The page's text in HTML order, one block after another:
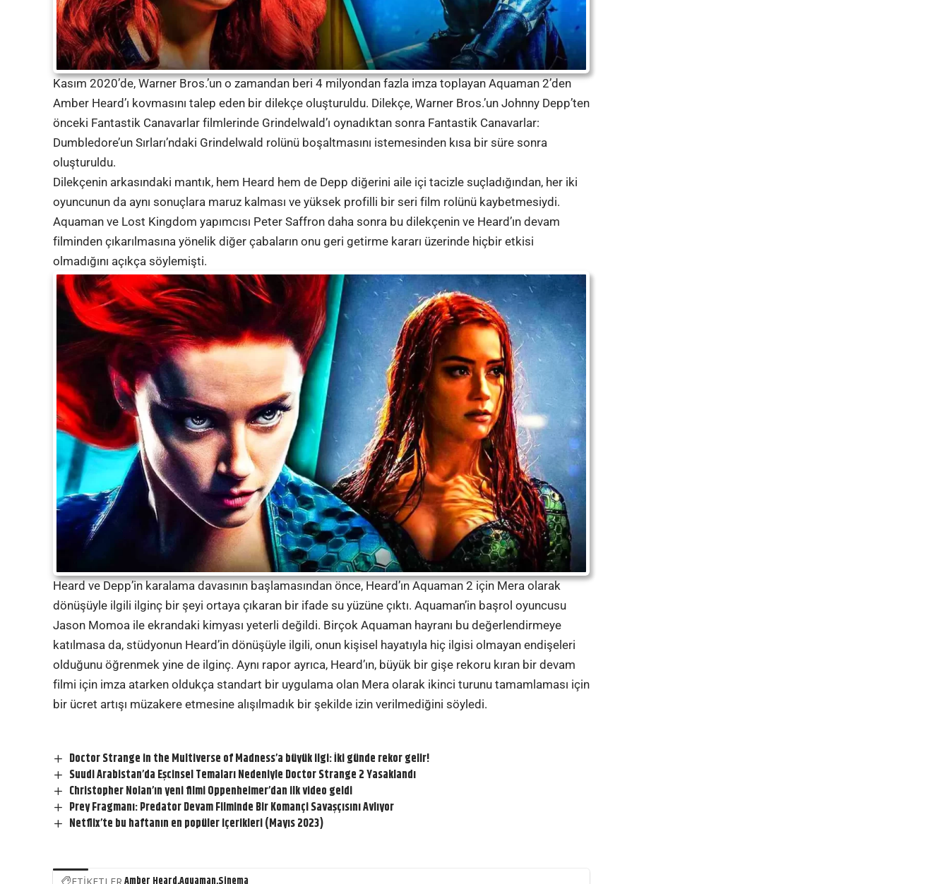
Kasım 2020’de, Warner Bros.’un o zamandan beri 4 milyondan fazla imza toplayan Aquaman 2’den
Amber Heard’ı kovmasını talep eden bir dilekçe oluşturuldu. Dilekçe, Warner Bros.’un Johnny Depp’ten
önceki Fantastik Canavarlar filmlerinde Grindelwald’ı oynadıktan sonra Fantastik Canavarlar:
Dumbledore’un Sırları’ndaki Grindelwald rolünü boşaltmasını istemesinden kısa bir süre sonra
oluşturuldu.
Dilekçenin arkasındaki mantık, hem Heard hem de Depp diğerini aile içi tacizle suçladığından, her iki
oyuncunun da aynı sonuçlara maruz kalması ve yüksek profilli bir seri film rolünü kaybetmesiydi.
Aquaman ve Lost Kingdom yapımcısı Peter Saffron daha sonra bu dilekçenin ve Heard’ın devam
filminden çıkarılmasına yönelik diğer çabaların onu geri getirme kararı üzerinde hiçbir etkisi
olmadığını açıkça söylemişti.
Heard ve Depp’in karalama davasının başlamasından önce, Heard’ın Aquaman 2 için Mera olarak
dönüşüyle ​​ilgili ilginç bir şeyi ortaya çıkaran bir ifade su yüzüne çıktı. Aquaman’in başrol oyuncusu
Jason Momoa ile ekrandaki kimyası yeterli değildi. Birçok Aquaman hayranı bu değerlendirmeye
katılmasa da, stüdyonun Heard’in dönüşüyle ​​ilgili, onun kişisel hayatıyla hiç ilgisi olmayan endişeleri
olduğunu öğrenmek yine de ilginç. Aynı rapor ayrıca, Heard’ın, büyük bir gişe rekoru kıran bir devam
filmi için imza atarken oldukça standart bir uygulama olan Mera olarak ikinci turunu tamamlaması için
bir ücret artışı müzakere etmesine alışılmadık bir şekilde izin verilmediğini söyledi.
Doctor Strange in the Multiverse of Madness’a büyük ilgi: İki günde rekor gelir!
Suudi Arabistan’da Eşcinsel Temaları Nedeniyle Doctor Strange 2 Yasaklandı
Christopher Nolan’ın yeni filmi Oppenheimer’dan ilk video geldi
Prey Fragmanı: Predator Devam Filminde Bir Komançi Savaşçısını Avlıyor
Netflix’te bu haftanın en popüler içerikleri (Mayıs 2023)